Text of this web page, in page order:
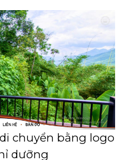
chuyển bằng logo
dưỡng